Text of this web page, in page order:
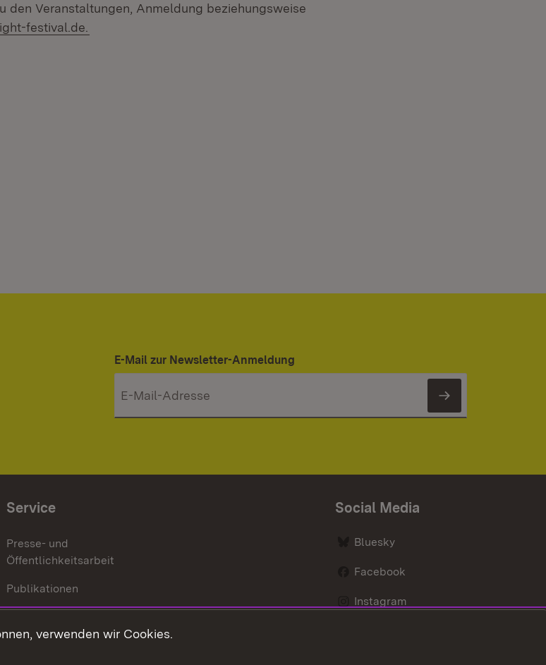
den Veranstaltungen, Anmeldung beziehungsweise
festival.de.
E-Mail zur Newsletter-Anmeldung
Newsletter
Service
Presse- und
Öffentlichkeitsarbeit
Publikationen
Mediathek
Social Media
Bluesky
Facebook
Instagram
verwenden wir Cookies.